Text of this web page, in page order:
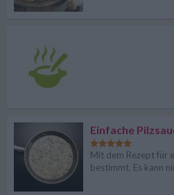
Einfache
Mit dem Rezept für
bestimmt. Es kann